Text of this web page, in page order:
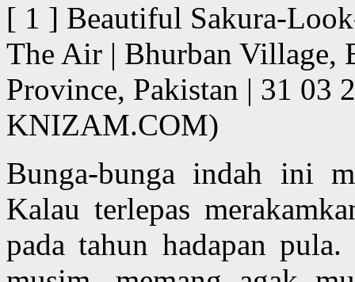
[ 1 ] Beautiful Sakura-
The Air | Bhurban Village,
Province, Pakistan | 31
KNIZAM.COM)
Bunga-bunga indah ini
Kalau terlepas
pada tahun hadapan